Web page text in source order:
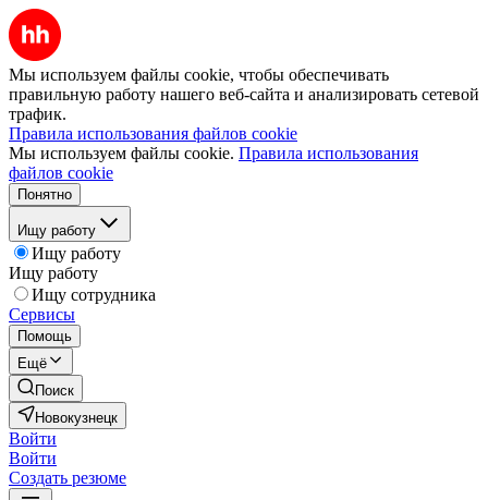
Мы используем файлы cookie, чтобы обеспечивать
правильную работу нашего веб-сайта и анализировать сетевой
трафик.
Правила использования файлов cookie
Мы используем файлы cookie. Правила использования
файлов cookie
Понятно
Ищу работу
Ищу работу
Ищу работу
Ищу сотрудника
Сервисы
Помощь
Ещё
Поиск
Новокузнецк
Войти
Войти
Создать резюме